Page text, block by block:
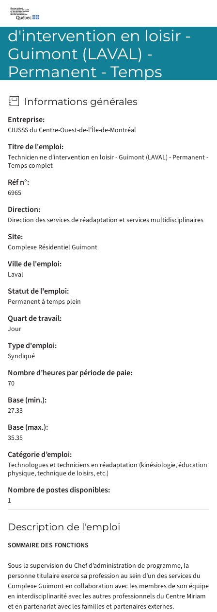
CIUSSS-du-Centre-Ouest-de-l’Île-de-Montréal
Technicien·ne
d'intervention en loisir -
Guimont (LAVAL) -
Permanent - Temps
Informations générales
Entreprise:
CIUSSS du Centre-Ouest-de-l'Île-de-Montréal
Titre de l'emploi:
Technicien·ne d'intervention en loisir - Guimont (LAVAL) - Permanent -
Temps complet
Réf n°:
6965
Direction:
Direction des services de réadaptation et services multidisciplinaires
Site:
Complexe Résidentiel Guimont
Ville de l'emploi:
Laval
Statut de l'emploi:
Permanent à temps plein
Quart de travail:
Jour
Type d'emploi:
Syndiqué
Nombre d’heures par période de paie:
70
Base (min.):
27.33
Base (max.):
35.35
Catégorie d’emploi:
Technologues et techniciens en réadaptation (kinésiologie, éducation
physique, technique de loisirs, etc.)
Nombre de postes disponibles:
1
Description de l'emploi
SOMMAIRE DES FONCTIONS
Sous la supervision du Chef d’administration de programme, la
personne titulaire exerce sa profession au sein d’un des services du
Complexe Guimont en collaboration avec les membres de son équipe
en interdisciplinarité avec les autres professionnels du Centre Miriam
et en partenariat avec les familles et partenaires externes.